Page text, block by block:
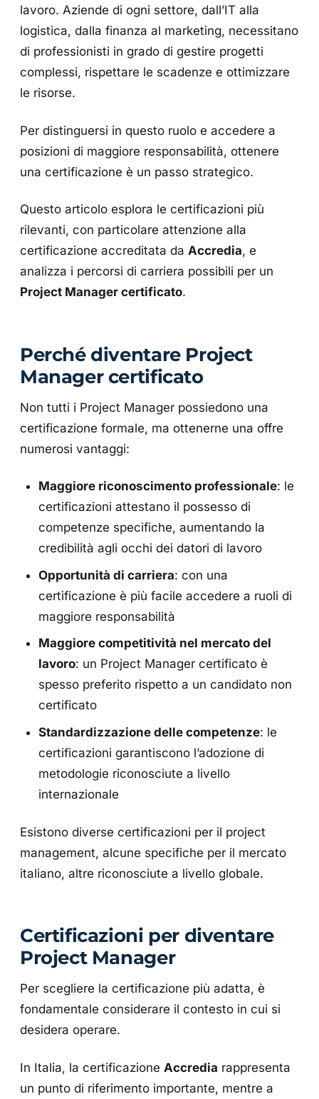
lavoro. Aziende di ogni settore, dall’IT alla
logistica, dalla finanza al marketing, necessitano
di professionisti in grado di gestire progetti
complessi, rispettare le scadenze e ottimizzare
le risorse.
Per distinguersi in questo ruolo e accedere a
posizioni di maggiore responsabilità, ottenere
una certificazione è un passo strategico.
Questo articolo esplora le certificazioni più
rilevanti, con particolare attenzione alla
certificazione accreditata da Accredia, e
analizza i percorsi di carriera possibili per un
Project Manager certificato.
Perché diventare Project
Manager certificato
Non tutti i Project Manager possiedono una
certificazione formale, ma ottenerne una offre
numerosi vantaggi:
Maggiore riconoscimento professionale: le
certificazioni attestano il possesso di
competenze specifiche, aumentando la
credibilità agli occhi dei datori di lavoro
Opportunità di carriera: con una
certificazione è più facile accedere a ruoli di
maggiore responsabilità
Maggiore competitività nel mercato del
lavoro: un Project Manager certificato è
spesso preferito rispetto a un candidato non
certificato
Standardizzazione delle competenze: le
certificazioni garantiscono l’adozione di
metodologie riconosciute a livello
internazionale
Esistono diverse certificazioni per il project
management, alcune specifiche per il mercato
italiano, altre riconosciute a livello globale.
Certificazioni per diventare
Project Manager
Per scegliere la certificazione più adatta, è
fondamentale considerare il contesto in cui si
desidera operare.
In Italia, la certificazione Accredia rappresenta
un punto di riferimento importante, mentre a